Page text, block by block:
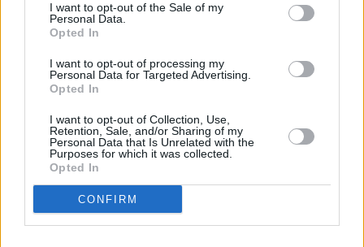
I want to opt-out of the Sale of my
Personal Data.
Opted In
I want to opt-out of processing my
Personal Data for Targeted Advertising.
Opted In
I want to opt-out of Collection, Use,
Retention, Sale, and/or Sharing of my
Personal Data that Is Unrelated with the
Purposes for which it was collected.
Opted In
CONFIRM
Puntos a favor
Buena temperatura.
Buena calidad del aire (hoy).
Internet rápido.
Es un lugar seguro.
Buena sanidad y hospitales.
Es seguro para las mujeres.
LGBTQ+ friendly.
Hay una buena oferta gastronómica.
Hay lugares para tomar café o té.